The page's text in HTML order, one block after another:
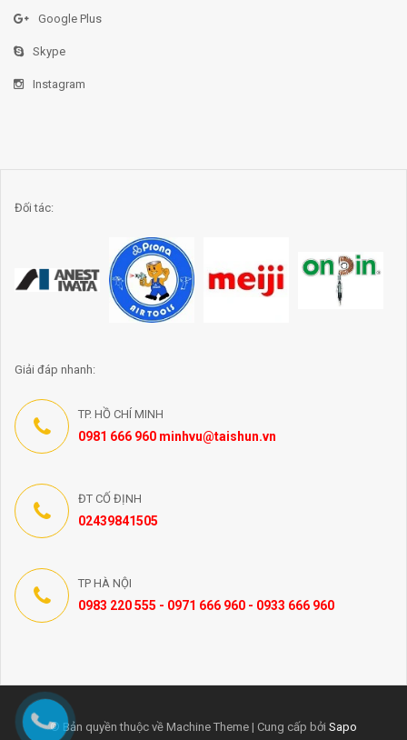
Google Plus
Skype
Instagram
Đối tác:
Giải đáp nhanh:
TP. HỒ CHÍ MINH
0981 666 960 minhvu@taishun.vn
ĐT CỐ ĐỊNH
02439841505
TP HÀ NỘI
0983 220 555 - 0971 666 960 - 0933 666 960
© Bản quyền thuộc về Machine Theme | Cung cấp bởi Sapo